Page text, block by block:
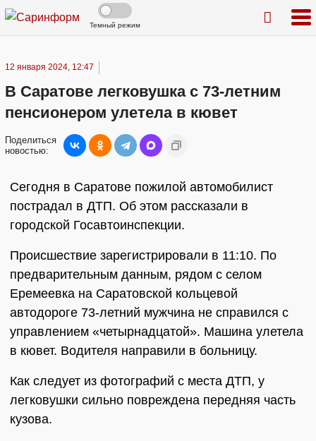
Темный режим
12 января 2024, 12:47
В Саратове легковушка с 73-летним
пенсионером улетела в кювет
Поделиться
новостью:
Сегодня в Саратове пожилой автомобилист
пострадал в ДТП. Об этом рассказали в
городской Госавтоинспекции.
Происшествие зарегистрировали в 11:10. По
предварительным данным, рядом с селом
Еремеевка на Саратовской кольцевой
автодороге 73-летний мужчина не справился с
управлением «четырнадцатой». Машина улетела
в кювет. Водителя направили в больницу.
Как следует из фотографий с места ДТП, у
легковушки сильно повреждена передняя часть
кузова.